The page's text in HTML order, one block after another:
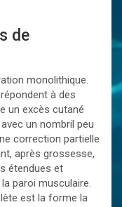
de
monolithique.
à des
un excès cutané
un nombril peu
correction partielle
après grossesse,
étendues et
paroi musculaire.
est la forme la